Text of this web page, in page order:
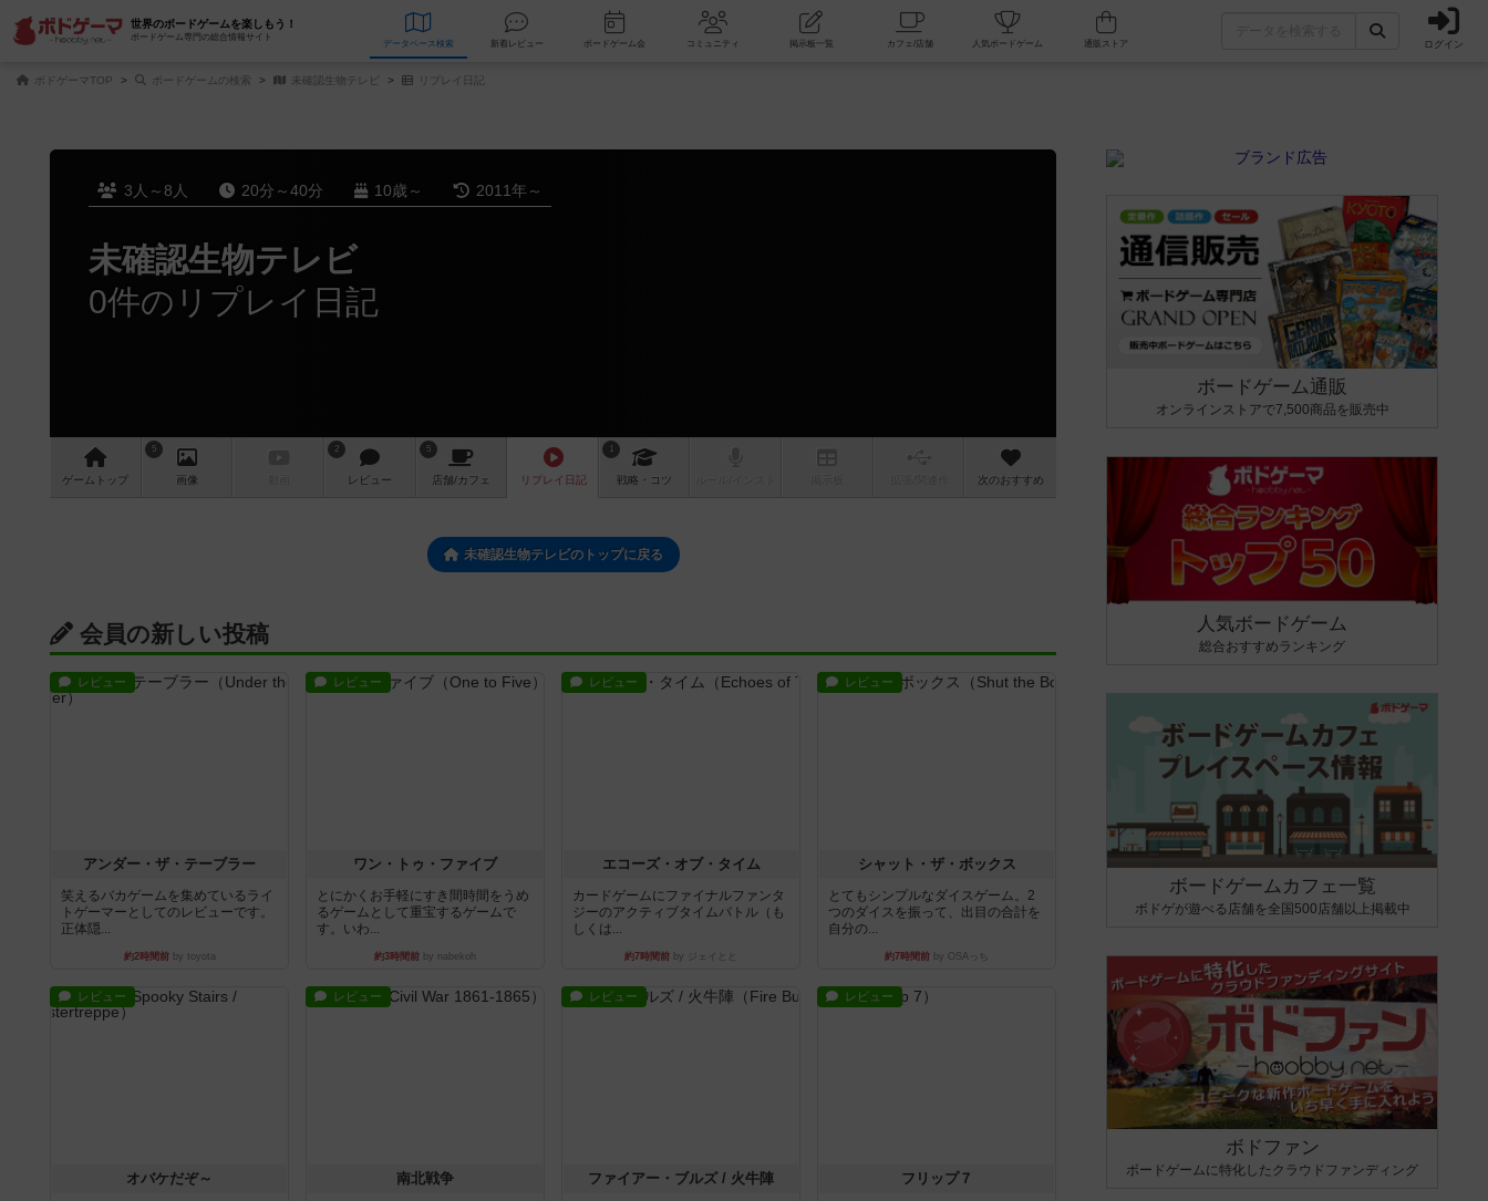
世界のボードゲームを楽しもう！
ボードゲーム専門の総合情報サイト
データベース 検索 新着レビュー ボードゲーム会 コミュニティ 掲示板一覧 カフェ/店舗 人気ボードゲーム ログイン
ボドゲーマTOP ボードゲームの検索 未確認生物テレビ リプレイ日記
3人～8人 20分～40分 10歳～ 2011年～
未確認生物テレビ
0件のリプレイ日記
ゲーム トップ
5
画像
2
レビュー
5
店舗/カフェ リプレイ 日記
1
戦略 ・コツ 次のおすすめ
未確認生物テレビのトップに戻る
会員の新しい投稿
レビュー
アンダー・ザ・テーブラー
笑えるバカゲームを集めているライ
トゲーマーとしてのレビューです。
正体隠...
約2時間前by toyota
レビュー
ワン・トゥ・ファイブ
とにかくお手軽にすき間時間をうめ
るゲームとして重宝するゲームで
す。いわ...
約3時間前 by nabekoh
レビュー
エコーズ・オブ・タイム
カードゲームにファイナルファンタ
ジーのアクティブタイムバトル（も
しくは...
約7時間前 by ジェイとと
レビュー
シャット・ザ・ボックス
とてもシンプルなダイスゲーム。2
つのダイスを振って、出目の合計を
自分の...
約7時間前 by OSAっち
レビュー
オバケだぞ～
レビュー
南北戦争
レビュー
ファイアー・ブルズ / 火牛陣
レビュー
フリップ７
ボードゲーム通販
オンラインストアで7,500商品を販売中
人気ボードゲーム
総合おすすめランキング
ボードゲームカフェ一覧
ボドゲが遊べる店舗を全国500店舗以上掲載中
ボドファン
ボードゲームに特化したクラウドファンディング